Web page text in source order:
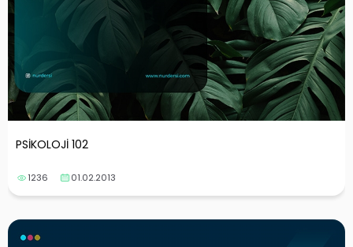
PSİKOLOJİ 102
1236 01.02.2013